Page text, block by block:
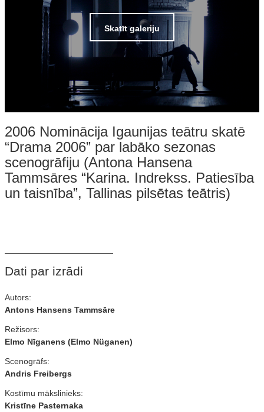
Skatīt galeriju
Dati par izrādi
Autors:
Antons Hansens Tammsāre
Režisors:
Elmo Nīganens (Elmo Nüganen)
Scenogrāfs:
Andris Freibergs
Kostīmu mākslinieks:
Kristīne Pasternaka
2006 Nominācija Igaunijas teātru skatē
“Drama 2006” par labāko sezonas
scenogrāfiju (Antona Hansena
Tammsāres “Karina. Indrekss. Patiesība
un taisnība”, Tallinas pilsētas teātris)